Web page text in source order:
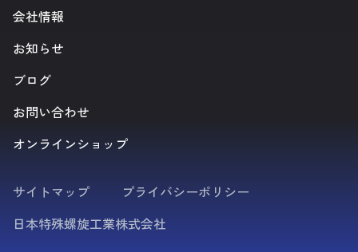
会社情報
お知らせ
ブログ
お問い合わせ
オンラインショップ
サイトマップ
プライバシーポリシー
日本特殊螺旋工業株式会社